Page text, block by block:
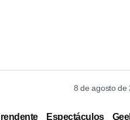
8 de agosto de
Espectáculos